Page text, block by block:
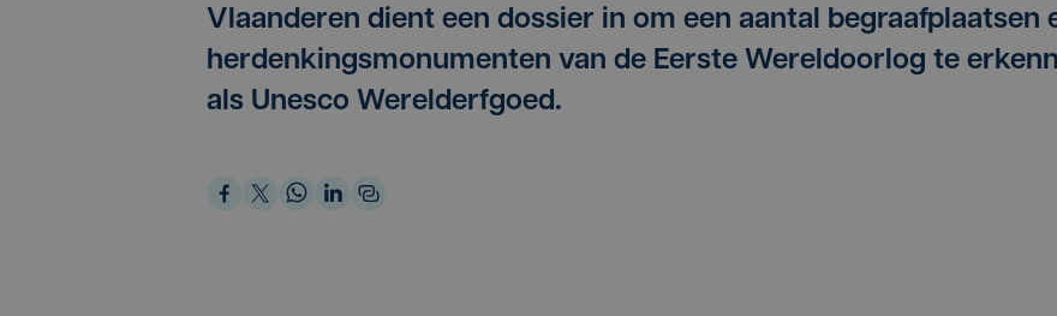
Vlaanderen dient een dossier in om een aantal begraafplaatsen
herdenkingsmonumenten van de Eerste Wereldoorlog te
als Unesco Werelderfgoed.